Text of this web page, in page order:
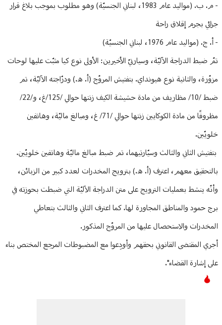
- م. ب. (مواليد عام 1983، لبناني الجنسيّة) وهو مطلوب بموجب بلاغ قرار
جزائي بجرم إقلاق راحة
- أ. ج. (مواليد عام 1976، لبناني الجنسيّة)
تمّ ضبط الدراجة الآليّة، وسيارتيّ الأخيرين: الأولى نوع كيا مثبّت عليها لوحات
مزوّرة، والثانية نوع هيونداي. بتفتيش المروّج (أ. ه.) ودرّاجته الآليّة، تم
ضبط /10/ مظاريف من مادة حشيشة الكيف زنتها حوالي /125/غ، و/22/
مظروفًا من مادة الكوكايين زنتها حوالي /71/ غ، ومبالغ ماليّة، وهاتفين
خلويّين.
بتفتيش الثاني والثالث وسيّارتيهما، تم ضبط مبالغ ماليّة وهاتفين خلويّين.
بالتحقيق معهم، اعترف (أ. ه.) بترويج المخدرات لعدد كبير من الزبائن،
وأنّه ينشط بعمليات الترويج على متن الدراجة الآليّة التي ضبطت بحوزته في
برج حمود والمناطق المجاورة لها. كما اعترف الثاني والثالث بتعاطي
المخدرات والاستحصال عليها من المروّج المذكور.
أجري المقتضى القانوني بحقهم وأودِعوا مع المضبوطات المرجع المختص بناء
على إشارة القضاء".